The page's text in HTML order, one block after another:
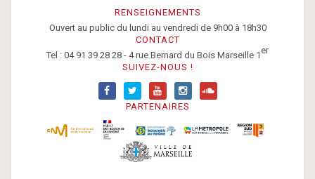
RENSEIGNEMENTS
Ouvert au public du lundi au vendredi de 9h00 à 18h30
CONTACT
Tel : 04 91 39 28 28 - 4 rue Bernard du Bois Marseille 1er
SUIVEZ-NOUS !
PARTENAIRES